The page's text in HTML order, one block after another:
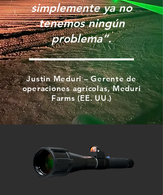
simplemente ya no
tenemos ningún
problema”.
Justin Meduri – Gerente de
operaciones agrícolas, Meduri
Farms (EE. UU.)